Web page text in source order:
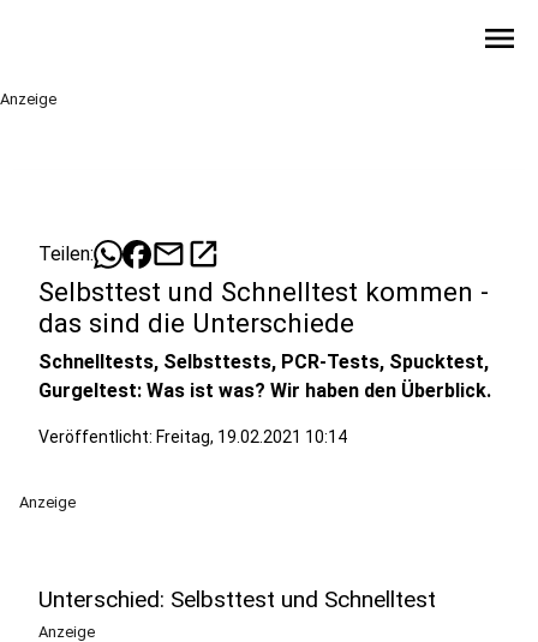
menu
Anzeige
Teilen: mailopen_in_new
Selbsttest und Schnelltest kommen -
das sind die Unterschiede
Schnelltests, Selbsttests, PCR-Tests, Spucktest,
Gurgeltest: Was ist was? Wir haben den Überblick.
Veröffentlicht: Freitag, 19.02.2021 10:14
Anzeige
Unterschied: Selbsttest und Schnelltest
Anzeige